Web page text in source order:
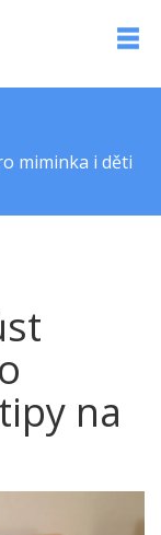
miminka i děti
na